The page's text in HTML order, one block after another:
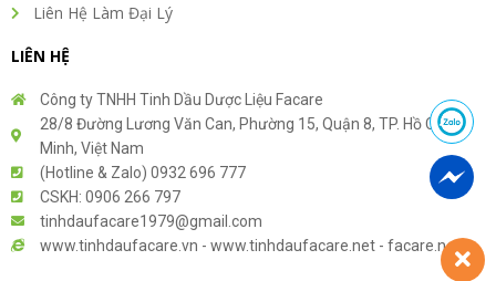
Liên Hệ Làm Đại Lý
LIÊN HỆ
Công ty TNHH Tinh Dầu Dược Liệu Facare
28/8 Đường Lương Văn Can, Phường 15, Quận 8, TP. Hồ Chí
Minh, Việt Nam
(Hotline & Zalo) 0932 696 777
CSKH: 0906 266 797
tinhdaufacare1979@gmail.com
www.tinhdaufacare.vn - www.tinhdaufacare.net - facare.net